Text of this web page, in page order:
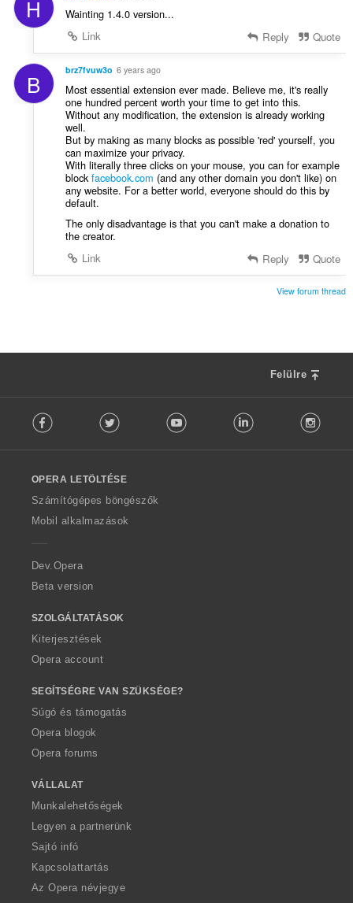
H
Wainting 1.4.0 version...
Link
Reply Quote
B brz7fvuw3o 6 years ago
Most essential extension ever made. Believe me, it's really
one hundred percent worth your time to get into this.
Without any modification, the extension is already working
well.
But by making as many blocks as possible 'red' yourself, you
can maximize your privacy.
With literally three clicks on your mouse, you can for example
blockfacebook.com (and any other domain you don't like) on
any website. For a better world, everyone should do this by
default.
The only disadvantage is that you can't make a donation to
the creator.
Link
Reply Quote
View forum thread
Felülre
o
w
O
p
a
Facebook Twitter Youtube LinkedIn
OPERA LETÖLTÉSE
Számítógépes böngészők
Mobil alkalmazások
Dev.Opera
Beta version
SZOLGÁLTATÁSOK
Kiterjesztések
Opera account
SEGÍTSÉGRE VAN SZÜKSÉGE?
Súgó és támogatás
Opera blogok
Opera forums
VÁLLALAT
Munkalehetőségek
Legyen a partnerünk
Sajtó infó
Kapcsolattartás
Az Opera névjegye